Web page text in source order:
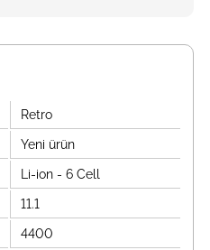
Retro
Yeni ürün
Li-ion - 6 Cell
11.1
4400